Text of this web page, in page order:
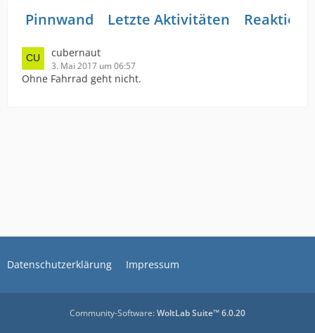
Pinnwand Letzte Aktivitäten
cubernaut
3. Mai 2017 um 06:57
Ohne Fahrrad geht nicht.
Datenschutzerklärung Impressum
Community-Software:WoltLab Suite™ 6.0.20